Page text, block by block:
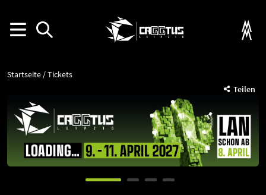
Startseite
Tickets
Teilen